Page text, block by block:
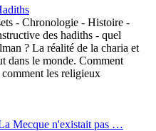
- Chronologie - Histoire -
des hadiths - quel
? La réalité de la charia et
dans le monde. Comment
les religieux
Mecque n'existait pas …